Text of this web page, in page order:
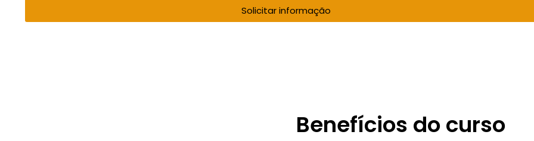
Solicitar informação
Benefícios do curso